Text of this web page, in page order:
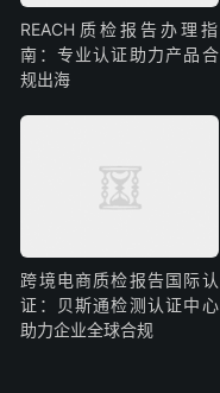
REACH质检报告办理指
南：专业认证助力产品合
规出海
跨境电商质检报告国际认
证：贝斯通检测认证中心
助力企业全球合规